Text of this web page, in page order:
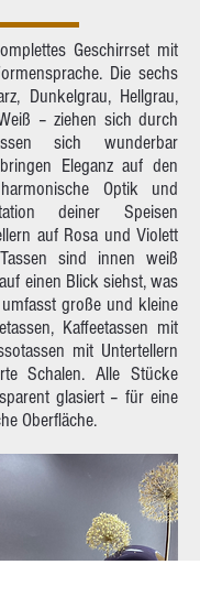
Geschirrset mit
Die sechs
Dunkelgrau, Hellgrau,
– ziehen sich durch
sich wunderbar
Eleganz auf den
Optik und
deiner Speisen
auf Rosa und Violett
sind innen weiß
einen Blick siehst, was
große und kleine
Kaffeetassen mit
mit Untertellern
Schalen. Alle Stücke
glasiert – für eine
Oberfläche.